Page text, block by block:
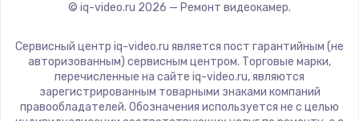
© iq-video.ru 2026 — Ремонт видеокамер.
Сервисный центр iq-video.ru является пост гарантийным (не
авторизованным) сервисным центром. Торговые марки,
перечисленные на сайте iq-video.ru, являются
зарегистрированным товарными знаками компаний
правообладателей. Обозначения используется не с целью